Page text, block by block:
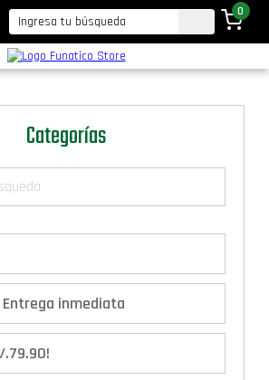
0
Categorías
Entrega inmediata
.79.90!